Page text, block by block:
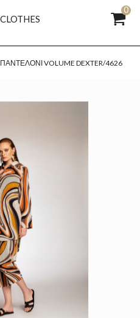
0
ΠΑΝΤΕΛΌΝΙ VOLUME DEXTER/4626